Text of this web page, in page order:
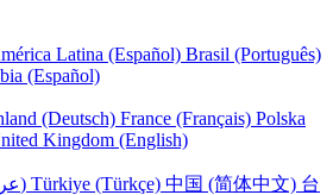
Latina (Español) Brasil (Português)
(Español)
(Deutsch) France (Français) Polska
Kingdom (English)
UAE (عربي) Türkiye (Türkçe) 中国 (简体中文) 台